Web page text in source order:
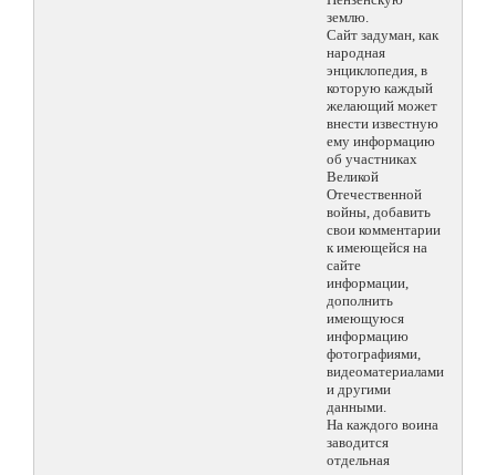
землю.
Сайт задуман, как
народная
энциклопедия, в
которую каждый
желающий может
внести известную
ему информацию
об участниках
Великой
Отечественной
войны, добавить
свои комментарии
к имеющейся на
сайте
информации,
дополнить
имеющуюся
информацию
фотографиями,
видеоматериалами
и другими
данными.
На каждого воина
заводится
отдельная